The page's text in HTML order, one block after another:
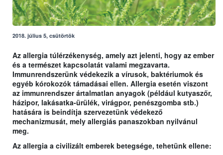
2018. július 5, csütörtök
Az allergia túlérzékenység, amely azt jelenti, hogy az ember
és a természet kapcsolatát valami megzavarta.
Immunrendszerünk védekezik a vírusok, baktériumok és
egyéb kórokozók támadásai ellen. Allergia esetén viszont
az immunrendszer ártalmatlan anyagok (például kutyaszőr,
házipor, lakásatka-ürülék, virágpor, penészgomba stb.)
hatására is beindítja szervezetünk védekező
mechanizmusát, mely allergiás panaszokban nyilvánul
meg.
Az allergia a civilizált emberek betegsége, tehetünk ellene: